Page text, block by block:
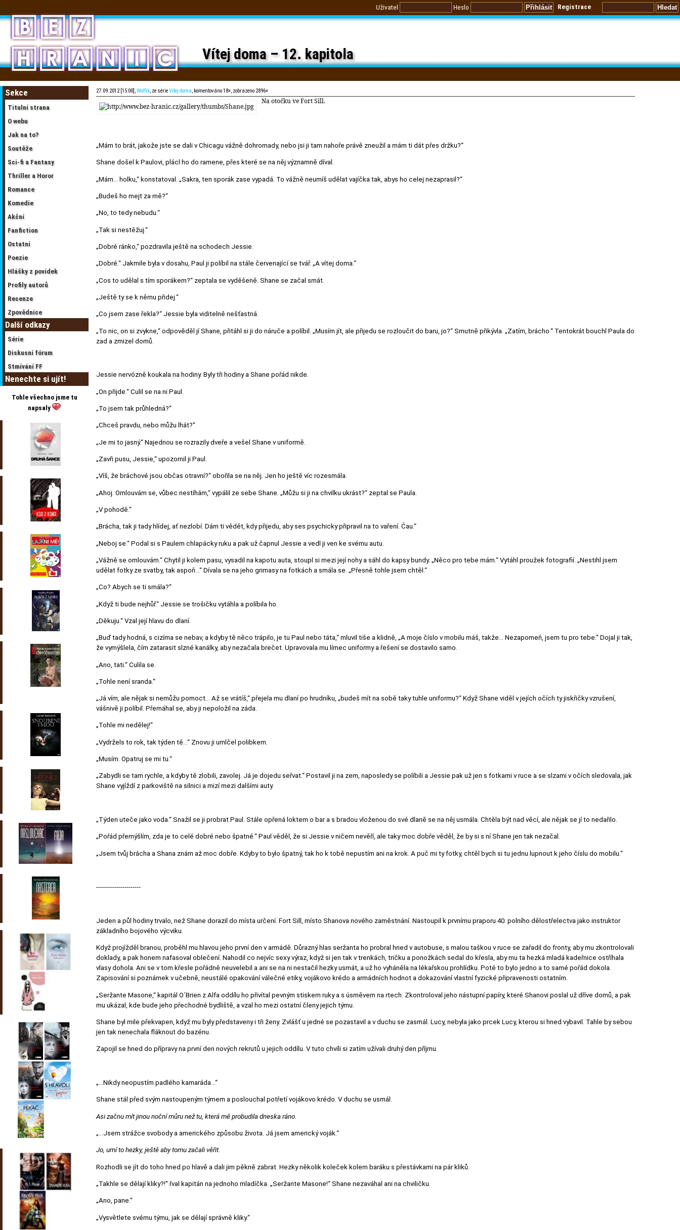
Uživatel Heslo Registrace
Vítej doma – 12. kapitola
Sekce
Titulní strana
O webu
Jak na to?
Soutěže
Sci-fi a Fantasy
Thriller a Horor
Romance
Komedie
Akční
Fanfiction
Ostatní
Poezie
Hlášky z povídek
Profily autorů
Recenze
Zpovědnice
Další odkazy
Série
Diskusní fórum
Stmívání FF
Nenechte si ujít!
Tohle všechno jsme tu
napsaly
27.09.2012 [15:00],Wolfik, ze sérieVítej doma, komentováno 18×, zobrazeno 2896×
Na otočku ve Fort Sill.
„Mám to brát, jakože jste se dali v Chicagu vážně dohromady, nebo jsi ji tam nahoře právě zneužil a mám ti dát přes držku?“
Shane došel k Paulovi, plácl ho do ramene, přes které se na něj významně díval.
„Mám… holku,“ konstatoval. „Sakra, ten sporák zase vypadá. To vážně neumíš udělat vajíčka tak, abys ho celej nezaprasil?“
„Budeš ho mejt za mě?“
„No, to tedy nebudu.“
„Tak si nestěžuj.“
„Dobré ránko,“ pozdravila ještě na schodech Jessie.
„Dobré.“ Jakmile byla v dosahu, Paul ji políbil na stále červenající se tvář. „A vítej doma.“
„Cos to udělal s tím sporákem?“ zeptala se vyděšeně. Shane se začal smát.
„Ještě ty se k němu přidej.“
„Co jsem zase řekla?“ Jessie byla viditelně nešťastná.
„To nic, on si zvykne,“ odpověděl jí Shane, přitáhl si ji do náruče a políbil. „Musím jít, ale přijedu se rozloučit do baru, jo?“ Smutně přikývla. „Zatím, brácho.“ Tentokrát bouchl Paula do
zad a zmizel domů.
Jessie nervózně koukala na hodiny. Byly tři hodiny a Shane pořád nikde.
„On přijde.“ Culil se na ni Paul.
„To jsem tak průhledná?“
„Chceš pravdu, nebo můžu lhát?“
„Je mi to jasný.“ Najednou se rozrazily dveře a vešel Shane v uniformě.
„Zavři pusu, Jessie,“ upozornil ji Paul.
„Víš, že bráchové jsou občas otravní?“ obořila se na něj. Jen ho ještě víc rozesmála.
„Ahoj. Omlouvám se, vůbec nestíhám,“ vypálil ze sebe Shane. „Můžu si ji na chvilku ukrást?“ zeptal se Paula.
„V pohodě.“
„Brácha, tak ji tady hlídej, ať nezlobí. Dám ti vědět, kdy přijedu, aby ses psychicky připravil na to vaření. Čau.“
„Neboj se.“ Podal si s Paulem chlapácky ruku a pak už čapnul Jessie a vedl ji ven ke svému autu.
„Vážně se omlouvám.“ Chytil ji kolem pasu, vysadil na kapotu auta, stoupl si mezi její nohy a sáhl do kapsy bundy. „Něco pro tebe mám.“ Vytáhl proužek fotografií. „Nestihl jsem
udělat fotky ze svatby, tak aspoň…“ Dívala se na jeho grimasy na fotkách a smála se. „Přesně tohle jsem chtěl.“
„Co? Abych se ti smála?“
„Když ti bude nejhůř.“ Jessie se trošičku vytáhla a políbila ho.
„Děkuju.“ Vzal její hlavu do dlaní.
„Buď tady hodná, s cizíma se nebav, a kdyby tě něco trápilo, je tu Paul nebo táta,“ mluvil tiše a klidně, „A moje číslo v mobilu máš, takže… Nezapomeň, jsem tu pro tebe.“ Dojal ji tak,
že vymýšlela, čím zatarasit slzné kanálky, aby nezačala brečet. Upravovala mu límec uniformy a řešení se dostavilo samo.
„Ano, tati.“ Culila se.
„Tohle není sranda.“
„Já vím, ale nějak si nemůžu pomoct… Až se vrátíš,“ přejela mu dlaní po hrudníku, „budeš mít na sobě taky tuhle uniformu?“ Když Shane viděl v jejích očích ty jiskřičky vzrušení,
vášnivě ji políbil. Přemáhal se, aby ji nepoložil na záda.
„Tohle mi nedělej!“
„Vydržels to rok, tak týden tě…“ Znovu ji umlčel polibkem.
„Musím. Opatruj se mi tu.“
„Zabydli se tam rychle, a kdyby tě zlobili, zavolej. Já je dojedu seřvat.“ Postavil ji na zem, naposledy se políbili a Jessie pak už jen s fotkami v ruce a se slzami v očích sledovala, jak
Shane vyjíždí z parkoviště na silnici a mizí mezi dalšími auty.
„Týden uteče jako voda.“ Snažil se ji probrat Paul. Stále opřená loktem o bar a s bradou vloženou do své dlaně se na něj usmála. Chtěla být nad věcí, ale nějak se jí to nedařilo.
„Pořád přemýšlím, zda je to celé dobré nebo špatné.“ Paul věděl, že si Jessie v ničem nevěří, ale taky moc dobře věděl, že by si s ní Shane jen tak nezačal.
„Jsem tvůj brácha a Shana znám až moc dobře. Kdyby to bylo špatný, tak ho k tobě nepustím ani na krok. A puč mi ty fotky, chtěl bych si tu jednu lupnout k jeho číslu do mobilu.“
----------------------
Jeden a půl hodiny trvalo, než Shane dorazil do místa určení. Fort Sill, místo Shanova nového zaměstnání. Nastoupil k prvnímu praporu 40. polního dělostřelectva jako instruktor
základního bojového výcviku.
Když projížděl branou, proběhl mu hlavou jeho první den v armádě. Důrazný hlas seržanta ho probral hned v autobuse, s malou taškou v ruce se zařadil do fronty, aby mu zkontrolovali
doklady, a pak honem nafasoval oblečení. Nahodil co nejvíc sexy výraz, když si jen tak v trenkách, tričku a ponožkách sedal do křesla, aby mu ta hezká mladá kadeřnice ostříhala
vlasy dohola. Ani se v tom křesle pořádně neuvelebil a ani se na ni nestačil hezky usmát, a už ho vyháněla na lékařskou prohlídku. Poté to bylo jedno a to samé pořád dokola.
Zapisování si poznámek v učebně, neustálé opakování válečné etiky, vojákovo krédo a armádních hodnot a dokazování vlastní fyzické připravenosti ostatním.
„Seržante Masone,“ kapitál O´Brien z Alfa oddílu ho přivítal pevným stiskem ruky a s úsměvem na rtech. Zkontroloval jeho nástupní papíry, které Shanovi poslal už dříve domů, a pak
mu ukázal, kde bude jeho přechodné bydliště, a vzal ho mezi ostatní členy jejich týmu.
Shane byl mile překvapen, když mu byly představeny i tři ženy. Zvlášť u jedné se pozastavil a v duchu se zasmál. Lucy, nebyla jako prcek Lucy, kterou si hned vybavil. Tahle by sebou
jen tak nenechala fláknout do bazénu.
Zapojil se hned do přípravy na první den nových rekrutů u jejich oddílu. V tuto chvíli si zatím užívali druhý den příjmu.
„…Nikdy neopustím padlého kamaráda…“
Shane stál před svým nastoupeným týmem a poslouchal potřetí vojákovo krédo. V duchu se usmál.
Asi začnu mít jinou noční můru než tu, která mě probudila dneska ráno.
„…Jsem strážce svobody a amerického způsobu života. Já jsem americký voják.“
Jo, umí to hezky, ještě aby tomu začali věřit.
Rozhodli se jít do toho hned po hlavě a dali jim pěkně zabrat. Hezky několik koleček kolem baráku s přestávkami na pár kliků.
„Takhle se dělají kliky?!“ řval kapitán na jednoho mladíčka. „Seržante Masone!“ Shane nezaváhal ani na chviličku.
„Ano, pane.“
„Vysvětlete svému týmu, jak se dělají správně kliky.“